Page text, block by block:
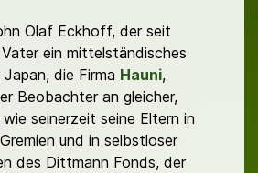
Olaf Eckhoff, der seit
ein mittelständisches
die Firma Hauni,
Beobachter an gleicher,
seinerzeit seine Eltern in
und in selbstloser
des Dittmann Fonds, der